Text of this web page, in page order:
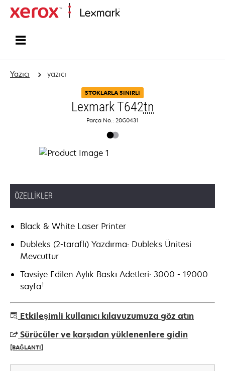
Yazıcı yazıcı
STOKLARLA SINIRLI
Lexmark T642tn
Parça No.: 20G0431
ÖZELLIKLER
Black & White Laser Printer
Dubleks (2-taraflı) Yazdırma: Dubleks Ünitesi
Mevcuttur
Tavsiye Edilen Aylık Baskı Adetleri: 3000 - 19000
sayfa†
Etkileşimli kullanıcı kılavuzumuza göz atın
Sürücüler ve karşıdan yüklenenlere gidin
[BAĞLANTI]
opens